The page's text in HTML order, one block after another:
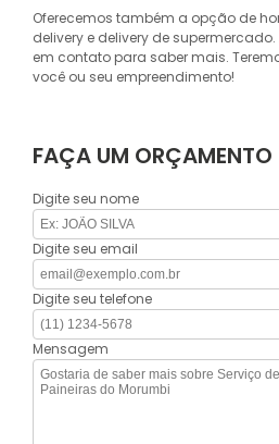
Oferecemos também a opção de
delivery e delivery de
em contato para saber mais.
você ou seu empreendimento!
FAÇA UM ORÇAMENTO
Digite seu nome
Digite seu email
Digite seu telefone
Mensagem